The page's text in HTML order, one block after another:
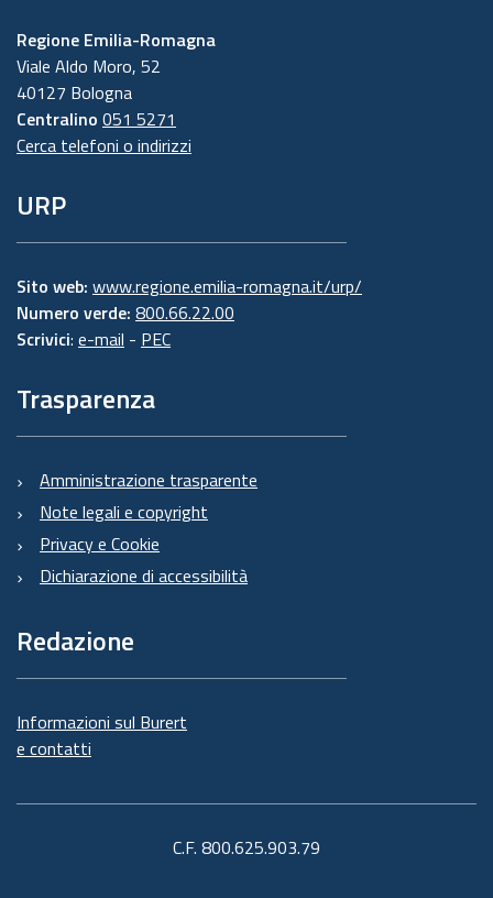
Regione Emilia-Romagna
Viale Aldo Moro, 52
40127 Bologna
Centralino 051 5271
Cerca telefoni o indirizzi
URP
Sito web: www.regione.emilia-romagna.it/urp/
Numero verde: 800.66.22.00
Scrivici: e-mail - PEC
Trasparenza
Amministrazione trasparente
Note legali e copyright
Privacy e Cookie
Dichiarazione di accessibilità
Redazione
Informazioni sul Burert
e contatti
C.F. 800.625.903.79